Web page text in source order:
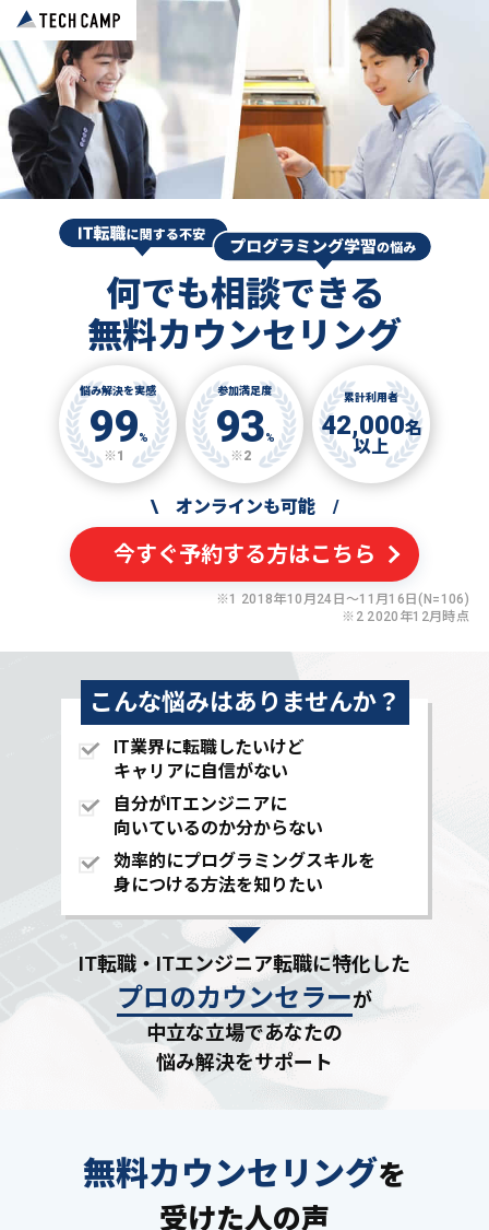
何でも相談できる
無料カウンセリング
悩み解決を実感
99%
※1
参加満足度
93%
※2
累計利用者
42,000名
以上
\ オンラインも可能 /
今すぐ予約する方はこちら
※1 2018年10月24日〜11月16日(N=106)
※2 2020年12月時点
こんな悩みはありませんか？
IT業界に転職したいけど
キャリアに自信がない
自分がITエンジニアに
向いているのか分からない
効率的にプログラミングスキルを
身につける方法を知りたい
IT転職・ITエンジニア転職に特化した
プロのカウンセラーが
中立な立場であなたの
悩み解決をサポート
無料カウンセリングを
受けた人の声